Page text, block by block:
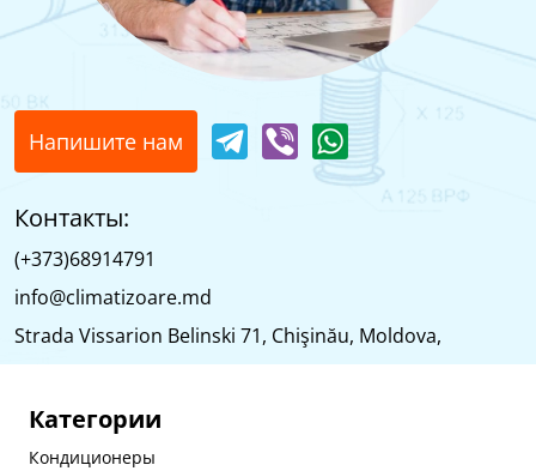
Напишите нам
Контакты:
(+373)68914791
info@climatizoare.md
Strada Vissarion Belinski 71, Chişinău, Moldova,
Категории
Кондиционеры